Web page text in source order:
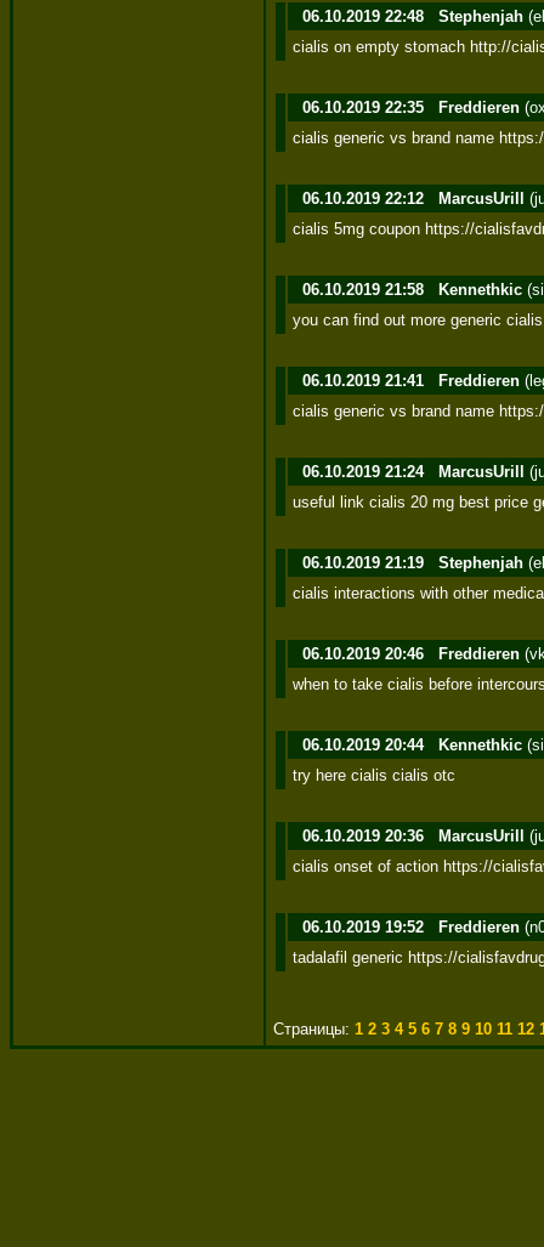
06.10.2019 22:48 Stephenjah
cialis on empty stomach http://
06.10.2019 22:35 Freddieren
cialis generic vs brand name
06.10.2019 22:12 MarcusUrill
cialis 5mg coupon https://
06.10.2019 21:58 Kennethkic
you can find out more generic
06.10.2019 21:41 Freddieren
cialis generic vs brand name
06.10.2019 21:24 MarcusUrill
useful link cialis 20 mg best price
06.10.2019 21:19 Stephenjah
cialis interactions with other
06.10.2019 20:46 Freddieren
when to take cialis before
06.10.2019 20:44 Kennethkic
try here cialis cialis otc
06.10.2019 20:36 MarcusUrill
cialis onset of action https://
06.10.2019 19:52 Freddieren
tadalafil generic https://
Страницы: 1 2 3 4 5 6 7 8 9 10 11 12